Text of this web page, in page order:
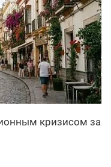
кризисом за